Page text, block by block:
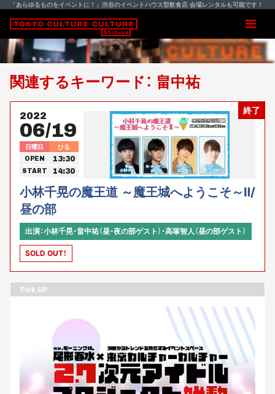
「あらゆるものをイベントに！」渋谷のイベントハウス型飲食店 会場レンタルも可能です！
関連するキーワード： 畠中祐
終了
2022
06/19
日曜日 ひる
OPEN 13:30
START 14:30
小林千晃の魔王道 ～魔王城へようこそ～Ⅱ/
昼の部
出演：小林千晃・畠中祐（昼・夜の部ゲスト）・高塚智人（昼の部ゲスト）
SOLD OUT！
Pick UP